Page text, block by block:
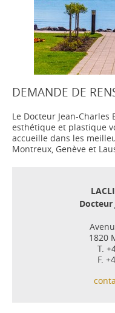
DEMANDE DE
Le Docteur Jean-
esthétique et plastique
accueille dans les
Montreux, Genève et
Docteur
1820
T.
F.